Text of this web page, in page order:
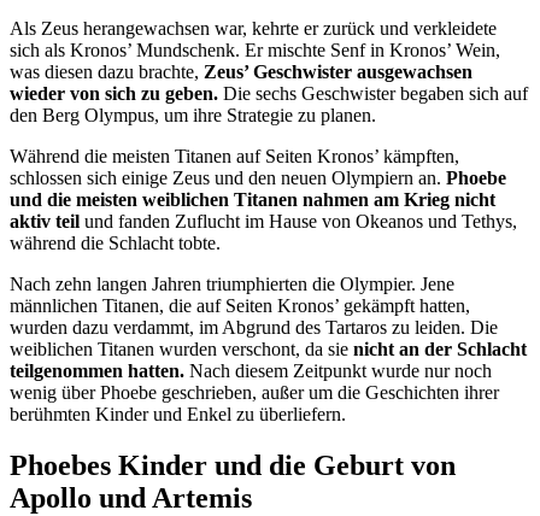
Als Zeus herangewachsen war, kehrte er zurück und verkleidete
sich als Kronos’ Mundschenk. Er mischte Senf in Kronos’ Wein,
was diesen dazu brachte, Zeus’ Geschwister ausgewachsen
wieder von sich zu geben. Die sechs Geschwister begaben sich auf
den Berg Olympus, um ihre Strategie zu planen.
Während die meisten Titanen auf Seiten Kronos’ kämpften,
schlossen sich einige Zeus und den neuen Olympiern an. Phoebe
und die meisten weiblichen Titanen nahmen am Krieg nicht
aktiv teil und fanden Zuflucht im Hause von Okeanos und Tethys,
während die Schlacht tobte.
Nach zehn langen Jahren triumphierten die Olympier. Jene
männlichen Titanen, die auf Seiten Kronos’ gekämpft hatten,
wurden dazu verdammt, im Abgrund des Tartaros zu leiden. Die
weiblichen Titanen wurden verschont, da sie nicht an der Schlacht
teilgenommen hatten. Nach diesem Zeitpunkt wurde nur noch
wenig über Phoebe geschrieben, außer um die Geschichten ihrer
berühmten Kinder und Enkel zu überliefern.
Phoebes Kinder und die Geburt von
Apollo und Artemis